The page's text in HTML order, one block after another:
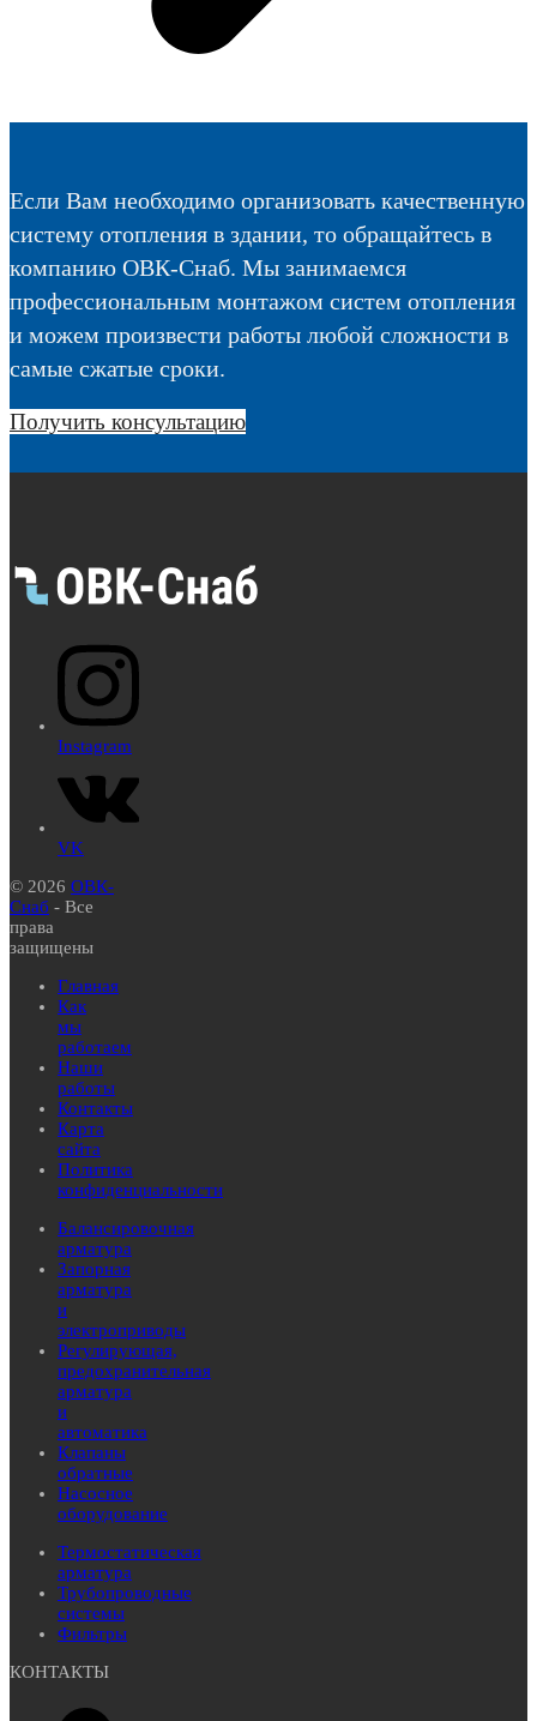
Если Вам необходимо организовать качественную
систему отопления в здании, то обращайтесь в
компанию ОВК-Снаб. Мы занимаемся
профессиональным монтажом систем отопления
и можем произвести работы любой сложности в
самые сжатые сроки.
Получить консультацию
Instagram
VK
© 2026 ОВК-
Снаб - Все
права
защищены
Главная
Как
мы
работаем
Наши
работы
Контакты
Карта
сайта
Политика
конфиденциальности
Балансировочная
арматура
Запорная
арматура
и
электроприводы
Регулирующая,
предохранительная
арматура
и
автоматика
Клапаны
обратные
Насосное
оборудование
Термостатическая
арматура
Трубопроводные
системы
Фильтры
КОНТАКТЫ